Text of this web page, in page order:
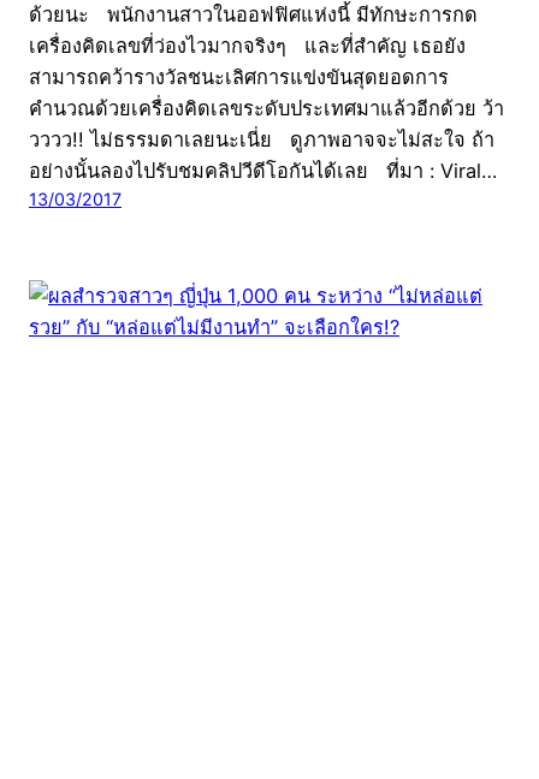
ด้วยนะ พนักงานสาวในออฟฟิศแห่งนี้ มีทักษะการกด
เครื่องคิดเลขที่ว่องไวมากจริงๆ และที่สำคัญ เธอยัง
สามารถคว้ารางวัลชนะเลิศการแข่งขันสุดยอดการ
คำนวณด้วยเครื่องคิดเลขระดับประเทศมาแล้วอีกด้วย ว้า
วววว!! ไม่ธรรมดาเลยนะเนี่ย ดูภาพอาจจะไม่สะใจ ถ้า
อย่างนั้นลองไปรับชมคลิปวีดีโอกันได้เลย ที่มา : Viral…
13/03/2017